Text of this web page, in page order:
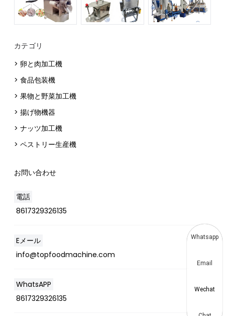
カテゴリ
> 卵と肉加工機
> 食品包装機
> 果物と野菜加工機
> 揚げ物機器
> ナッツ加工機
> ペストリー生産機
お問い合わせ
電話
8617329326135
Eメール
info@topfoodmachine.com
WhatsAPP
8617329326135
Whatsapp
Email
Wechat